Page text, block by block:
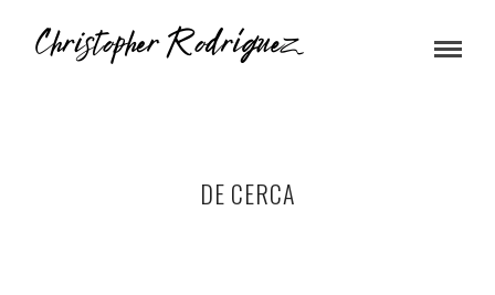
DE CERCA